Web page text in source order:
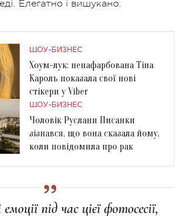
Елегатно і вишукано.
ШОУ-БИЗНЕС
Хоум-лук: ненафарбована Тіна
Кароль показала свої нові
стікери у Viber
ШОУ-БИЗНЕС
Чоловік Руслани Писанки
зізнався, що вона сказала йому,
коли повідомила про рак
під час цієї фотосесії,